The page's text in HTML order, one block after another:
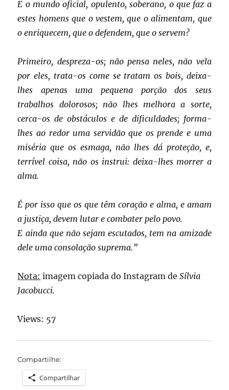
E o mundo oficial, opulento, soberano, o que faz a
estes homens que o vestem, que o alimentam, que
o enriquecem, que o defendem, que o servem?
Primeiro, despreza-os; não pensa neles, não vela
por eles, trata-os come se tratam os bois, deixa-
lhes apenas uma pequena porção dos seus
trabalhos dolorosos; não lhes melhora a sorte,
cerca-os de obstáculos e de dificuldades; forma-
lhes ao redor uma servidão que os prende e uma
miséria que os esmaga, não lhes dá proteção, e,
terrível coisa, não os instrui: deixa-lhes morrer a
alma.
É por isso que os que têm coração e alma, e amam
a justiça, devem lutar e combater pelo povo.
E ainda que não sejam escutados, tem na amizade
dele uma consolação suprema.”
Nota: imagem copiada do Instagram deSílvia
Jacobucci.
Views: 57
Compartilhe:
Compartilhar